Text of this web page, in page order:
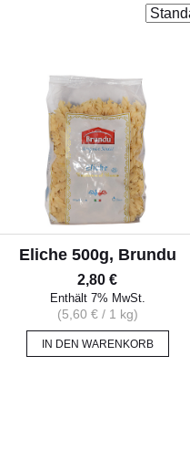
Eliche 500g, Brundu
2,80 €
Enthält 7% MwSt.
(5,60 €/ 1 kg)
IN DEN WARENKORB